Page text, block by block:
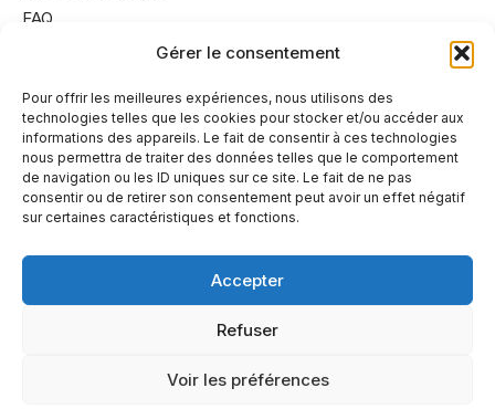
Gérer le consentement
Pour offrir les meilleures expériences, nous utilisons des
technologies telles que les cookies pour stocker et/ou accéder aux
informations des appareils. Le fait de consentir à ces technologies
nous permettra de traiter des données telles que le comportement
de navigation ou les ID uniques sur ce site. Le fait de ne pas
consentir ou de retirer son consentement peut avoir un effet négatif
sur certaines caractéristiques et fonctions.
Accepter
Refuser
Voir les préférences
FAQ
Conditions générales de vente
Mentions légales
Politique de cookies
Politique de confidentialité
© 2025 Cadre Roussin. Tous droits réservés. Création de